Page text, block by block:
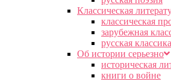
Классическая
классическая
зарубежная
русская классика
Об истории серьезно
историческая
книги о войне